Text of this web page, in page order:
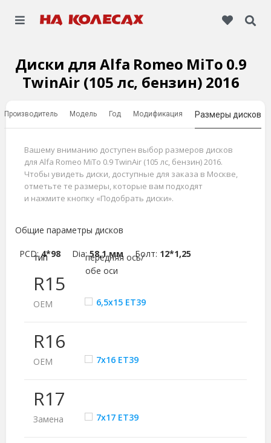
Диски для Alfa Romeo MiTo 0.9
TwinAir (105 лс, бензин) 2016
Производитель Модель Год Модификация Размеры дисков
Вашему вниманию доступен выбор размеров дисков
для Alfa Romeo MiTo 0.9 TwinAir (105 лс, бензин) 2016.
Чтобы увидеть диски, доступные для заказа в Москве,
отметьте те размеры, которые вам подходят
и нажмите кнопку «Подобрать диски».
Общие параметры дисков
PCD:4*98 Dia:58,1 мм Болт: 12*1,25
R15
тип
передняя ось/
обе оси
ОЕМ 6,5x15 ET39
R16
ОЕМ 7x16 ET39
R17
Замена 7x17 ET39